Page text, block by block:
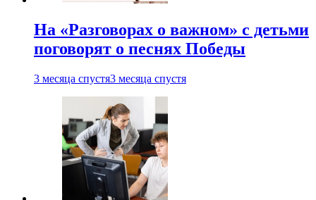
На «Разговорах о важном» с детьми
поговорят о песнях Победы
3 месяца спустя3 месяца спустя